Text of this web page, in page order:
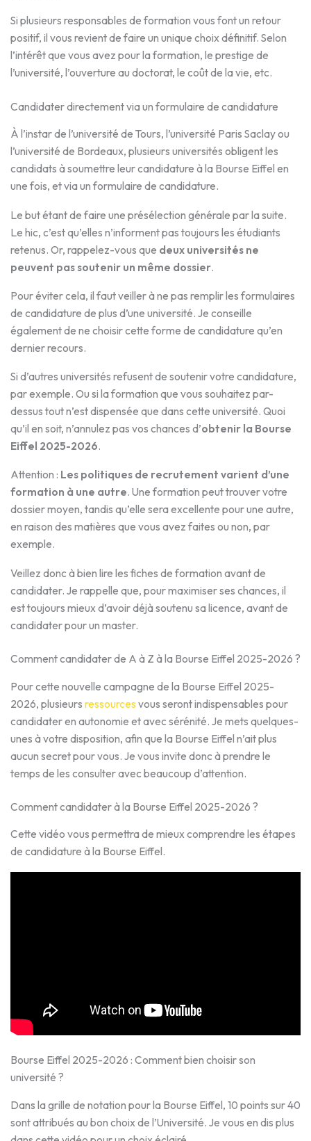
Si plusieurs responsables de formation vous font un retour
positif, il vous revient de faire un unique choix définitif. Selon
l’intérêt que vous avez pour la formation, le prestige de
l’université, l’ouverture au doctorat, le coût de la vie, etc.
Candidater directement via un formulaire de candidature
À l’instar de l’université de Tours, l’université Paris Saclay ou
l’université de Bordeaux, plusieurs universités obligent les
candidats à soumettre leur candidature à la Bourse Eiffel en
une fois, et via un formulaire de candidature.
Le but étant de faire une présélection générale par la suite.
Le hic, c’est qu’elles n’informent pas toujours les étudiants
retenus. Or, rappelez-vous que deux universités ne
peuvent pas soutenir un même dossier.
Pour éviter cela, il faut veiller à ne pas remplir les formulaires
de candidature de plus d’une université. Je conseille
également de ne choisir cette forme de candidature qu’en
dernier recours.
Si d’autres universités refusent de soutenir votre candidature,
par exemple. Ou si la formation que vous souhaitez par-
dessus tout n’est dispensée que dans cette université. Quoi
qu’il en soit, n’annulez pas vos chances d’obtenir la Bourse
Eiffel 2025-2026.
Attention : Les politiques de recrutement varient d’une
formation à une autre. Une formation peut trouver votre
dossier moyen, tandis qu’elle sera excellente pour une autre,
en raison des matières que vous avez faites ou non, par
exemple.
Veillez donc à bien lire les fiches de formation avant de
candidater. Je rappelle que, pour maximiser ses chances, il
est toujours mieux d’avoir déjà soutenu sa licence, avant de
candidater pour un master.
Comment candidater de A à Z à la Bourse Eiffel 2025-2026 ?
Pour cette nouvelle campagne de la Bourse Eiffel 2025-
2026, plusieurs ressources vous seront indispensables pour
candidater en autonomie et avec sérénité. Je mets quelques-
unes à votre disposition, afin que la Bourse Eiffel n’ait plus
aucun secret pour vous. Je vous invite donc à prendre le
temps de les consulter avec beaucoup d’attention.
Comment candidater à la Bourse Eiffel 2025-2026 ?
Cette vidéo vous permettra de mieux comprendre les étapes
de candidature à la Bourse Eiffel.
Bourse Eiffel 2025-2026 : Comment bien choisir son
université ?
Dans la grille de notation pour la Bourse Eiffel, 10 points sur 40
sont attribués au bon choix de l’Université. Je vous en dis plus